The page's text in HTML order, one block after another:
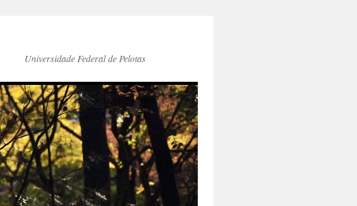
Universidade Federal de Pelotas